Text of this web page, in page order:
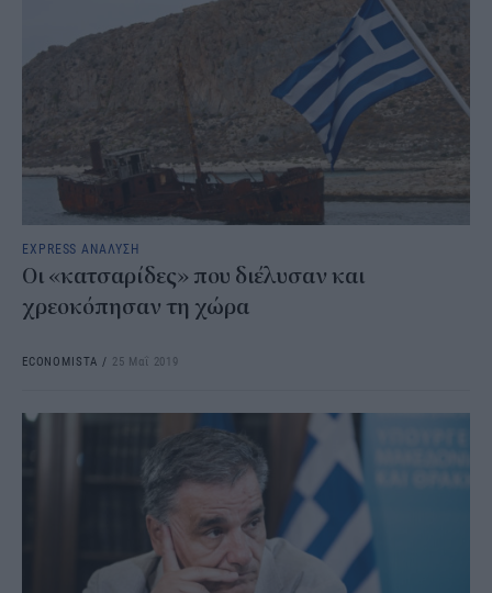
EXPRESS ΑΝΑΛΥΣΗ
Οι «κατσαρίδες» που διέλυσαν και
χρεοκόπησαν τη χώρα
ECONOMISTA / 25 Μαΐ 2019